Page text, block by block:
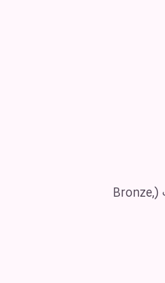
در این روش بر اساس مقدار خرید، مشتری وارد سطوح مختلف (Bronze,